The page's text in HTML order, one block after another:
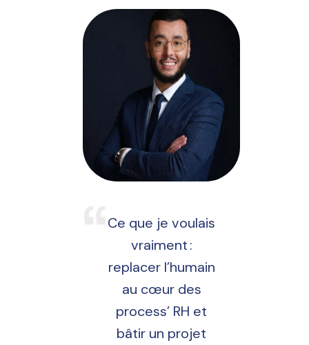
Ce que je voulais
vraiment :
replacer l’humain
au cœur des
process’ RH et
bâtir un projet